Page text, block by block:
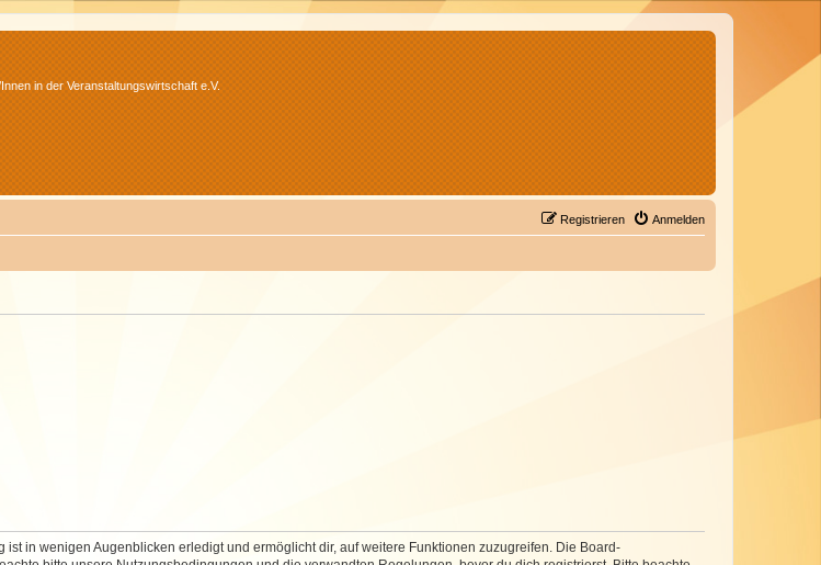
in der Veranstaltungswirtschaft e.V.
Anmelden
Registrieren
in wenigen Augenblicken erledigt und ermöglicht dir, auf weitere Funktionen zuzugreifen. Die Board-